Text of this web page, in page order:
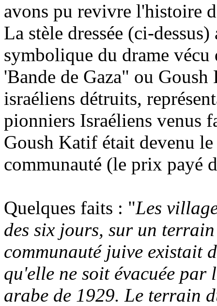
avons pu revivre l'histoire
La stèle dressée (ci-
symbolique du drame vécu
'Bande de Gaza" ou Goush
israéliens détruits,
pionniers Israéliens venus
Goush Katif était devenu
communauté (le prix payé
Quelques faits : "Les
des six jours, sur un
communauté juive existait
qu'elle ne soit évacuée
arabe de 1929. Le terrain